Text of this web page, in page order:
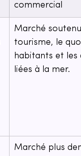
commercial
Marché
tourisme, le
habitants et les
liées à la mer.
Marché plus